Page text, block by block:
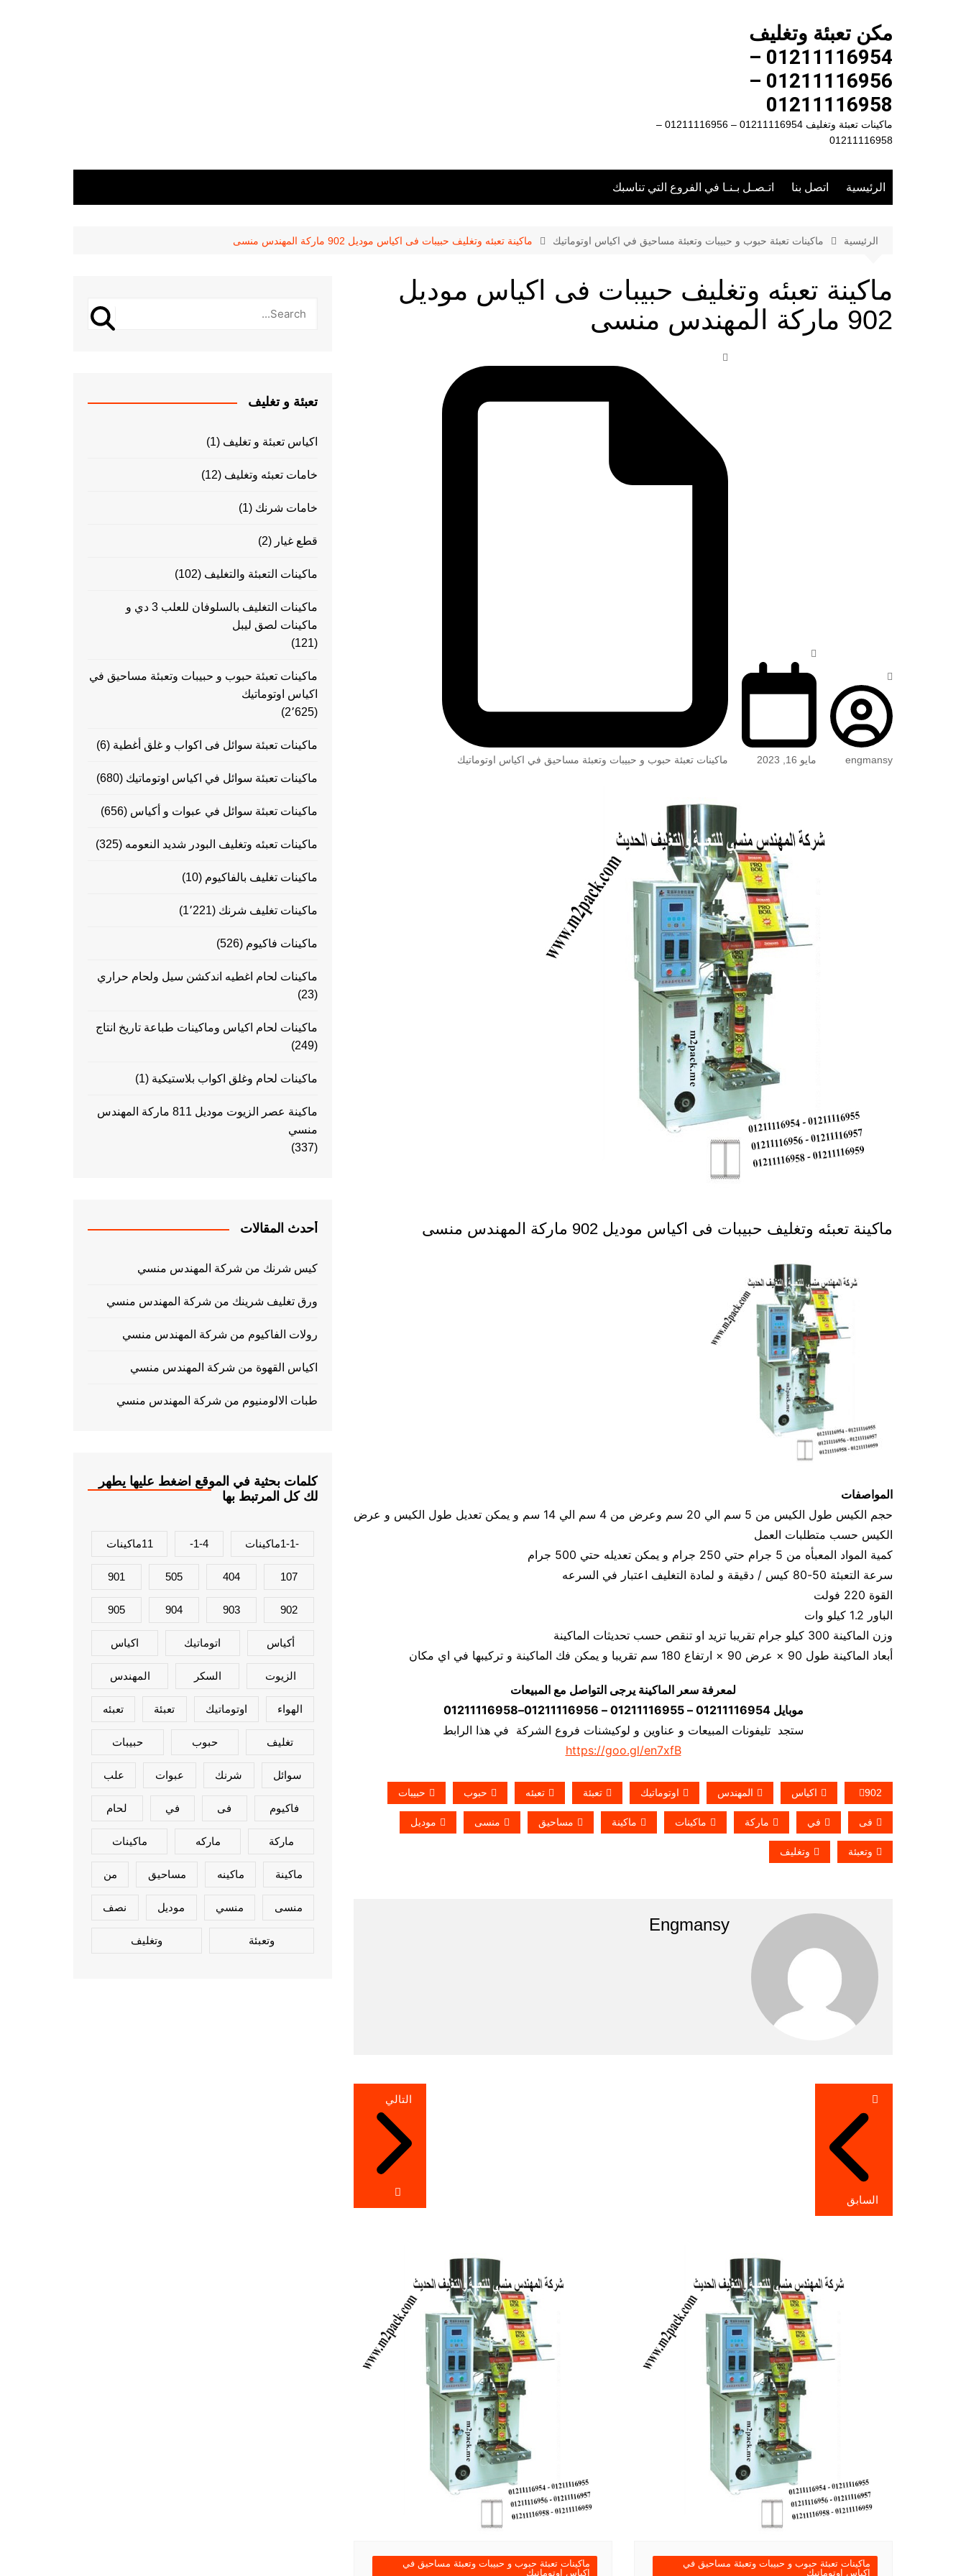
مكن تعبئة وتغليف
01211116954 –
01211116956 –
01211116958
ماكينات تعبئة وتغليف 01211116954 – 01211116956 –
01211116958
الرئيسية اتصل بنا اتـصـل بـنـا في الفروع التي تناسبك
الرئيسية ماكينات تعبئة حبوب و حبيبات وتعبئة مساحيق في اكياس اوتوماتيك ماكينة تعبئه وتغليف حبيبات فى اكياس موديل 902 ماركة المهندس منسى
ماكينة تعبئه وتغليف حبيبات فى اكياس موديل
902 ماركة المهندس منسى
engmansy مايو 16, 2023 ماكينات تعبئة حبوب و حبيبات وتعبئة مساحيق في اكياس اوتوماتيك
ماكينة تعبئه وتغليف حبيبات فى اكياس موديل 902 ماركة المهندس منسى
المواصفات
حجم الكيس طول الكيس من 5 سم الي 20 سم وعرض من 4 سم الي 14 سم و يمكن تعديل طول الكيس و عرض
الكيس حسب متطلبات العمل
كمية المواد المعبأه من 5 جرام حتي 250 جرام و يمكن تعديله حتي 500 جرام
سرعة التعبئة 50-80 كيس / دقيقة و لمادة التغليف اعتبار في السرعه
القوة 220 فولت
الباور 1.2 كيلو وات
وزن الماكينة 300 كيلو جرام تقريبا تزيد او تنقص حسب تحديثات الماكينة
أبعاد الماكينة طول 90 × عرض 90 × ارتفاع 180 سم تقريبا و يمكن فك الماكينة و تركيبها في اي مكان
لمعرفة سعر الماكينة يرجى التواصل مع المبيعات
موبايل 01211116954 – 01211116955 – 01211116956–01211116958
ستجد تليفونات المبيعات و عناوين و لوكيشنات فروع الشركة في هذا الرابط
https://goo.gl/en7xfB
902 اكياس المهندس اوتوماتيك تعبئة تعبئه حبوب حبيبات
فى في ماركة ماكينات ماكينة مساحيق منسى موديل
وتعبئة وتغليف
Engmansy
تصفّح
المقالات
السابق
التالي
ماكينات تعبئة حبوب و حبيبات وتعبئة مساحيق في
اكياس اوتوماتيك
ماكينات تعبئة حبوب و حبيبات وتعبئة مساحيق في
اكياس اوتوماتيك
تعبئة و تغليف
اكياس تعبئة و تغليف (1)
خامات تعبئه وتغليف (12)
خامات شرنك (1)
قطع غيار (2)
ماكينات التعبئة والتغليف (102)
ماكينات التغليف بالسلوفان للعلب 3 دي و
ماكينات لصق ليبل
(121)
ماكينات تعبئة حبوب و حبيبات وتعبئة مساحيق في
اكياس اوتوماتيك
(2٬625)
ماكينات تعبئة سوائل فى اكواب و غلق أغطية (6)
ماكينات تعبئة سوائل في اكياس اوتوماتيك (680)
ماكينات تعبئة سوائل في عبوات و أكياس (656)
ماكينات تعبئه وتغليف البودر شديد النعومه (325)
ماكينات تغليف بالفاكيوم (10)
ماكينات تغليف شرنك (1٬221)
ماكينات فاكيوم (526)
ماكينات لحام اغطيه اندكشن سيل ولحام حراري
(23)
ماكينات لحام اكياس وماكينات طباعة تاريخ انتاج
(249)
ماكينات لحام وغلق اكواب بلاستيكية (1)
ماكينة عصر الزيوت موديل 811 ماركة المهندس
منسي
(337)
أحدث المقالات
كيس شرنك من شركة المهندس منسي
ورق تغليف شرينك من شركة المهندس منسي
رولات الفاكيوم من شركة المهندس منسي
اكياس القهوة من شركة المهندس منسي
طبات الالومنيوم من شركة المهندس منسي
كلمات بحثية في الموقع اضغط عليها يطهر
لك كل المرتبط بها
-1-1ماكينات 1-4- 11ماكينات
107
404
505
901
902
903
904
905
أكياس اتوماتيك اكياس
الزيوت السكر المهندس
الهواء اوتوماتيك تعبئة تعبئه
تغليف حبوب حبيبات
سوائل شرنك عبوات علب
فاكيوم فى في لحام
ماركة ماركه ماكينات
ماكينة ماكينه مساحيق من
منسى منسي موديل نصف
وتعبئة وتغليف